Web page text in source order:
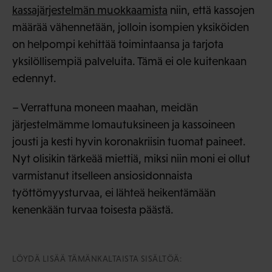
kassajärjestelmän muokkaamista niin, että kassojen
määrää vähennetään, jolloin isompien yksiköiden
on helpompi kehittää toimintaansa ja tarjota
yksilöllisempiä palveluita. Tämä ei ole kuitenkaan
edennyt.
– Verrattuna moneen maahan, meidän
järjestelmämme lomautuksineen ja kassoineen
jousti ja kesti hyvin koronakriisin tuomat paineet.
Nyt olisikin tärkeää miettiä, miksi niin moni ei ollut
varmistanut itselleen ansiosidonnaista
työttömyysturvaa, ei lähteä heikentämään
kenenkään turvaa toisesta päästä.
LÖYDÄ LISÄÄ TÄMÄNKALTAISTA SISÄLTÖÄ: